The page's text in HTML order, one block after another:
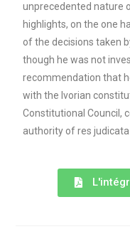
unprecedented nature
highlights, on the one
of the decisions taken
though he was not
recommendation that
with the Ivorian
Constitutional Council,
authority of res judicata